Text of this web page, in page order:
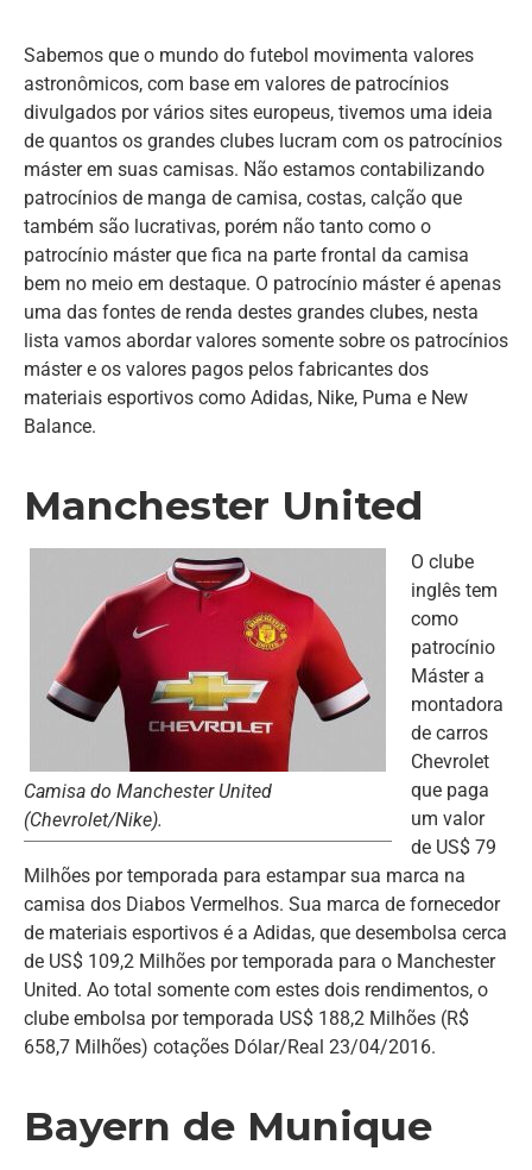
Sabemos que o mundo do futebol movimenta valores
astronômicos, com base em valores de patrocínios
divulgados por vários sites europeus, tivemos uma ideia
de quantos os grandes clubes lucram com os patrocínios
máster em suas camisas. Não estamos contabilizando
patrocínios de manga de camisa, costas, calção que
também são lucrativas, porém não tanto como o
patrocínio máster que fica na parte frontal da camisa
bem no meio em destaque. O patrocínio máster é apenas
uma das fontes de renda destes grandes clubes, nesta
lista vamos abordar valores somente sobre os patrocínios
máster e os valores pagos pelos fabricantes dos
materiais esportivos como Adidas, Nike, Puma e New
Balance.
Manchester United
Camisa do Manchester United
(Chevrolet/Nike).
O clube
inglês tem
como
patrocínio
Máster a
montadora
de carros
Chevrolet
que paga
um valor
de US$ 79
Milhões por temporada para estampar sua marca na
camisa dos Diabos Vermelhos. Sua marca de fornecedor
de materiais esportivos é a Adidas, que desembolsa cerca
de US$ 109,2 Milhões por temporada para o Manchester
United. Ao total somente com estes dois rendimentos, o
clube embolsa por temporada US$ 188,2 Milhões (R$
658,7 Milhões) cotações Dólar/Real 23/04/2016.
Bayern de Munique